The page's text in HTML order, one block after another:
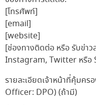
[โทรศัพท์]
[email]
[website]
[ช่องทางติดต่อ หรือ รับข่า
Instagram, Twitter หรือ
รายละเอียดเจ้าหน้าที่คุ้มค
Officer: DPO) (ถ้ามี)